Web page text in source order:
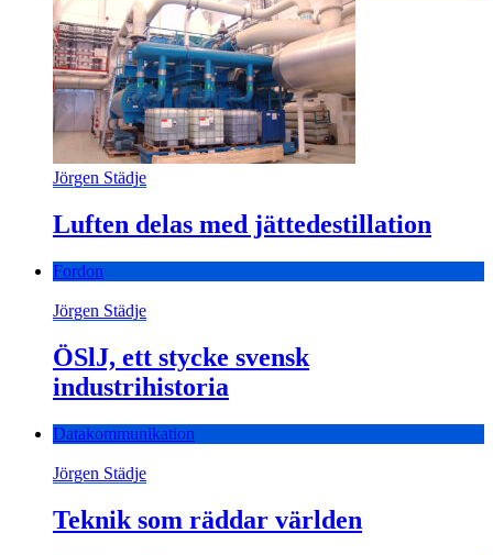
Jörgen Städje
Luften delas med jättedestillation
Fordon
Jörgen Städje
ÖSlJ, ett stycke svensk
industrihistoria
Datakommunikation
Jörgen Städje
Teknik som räddar världen